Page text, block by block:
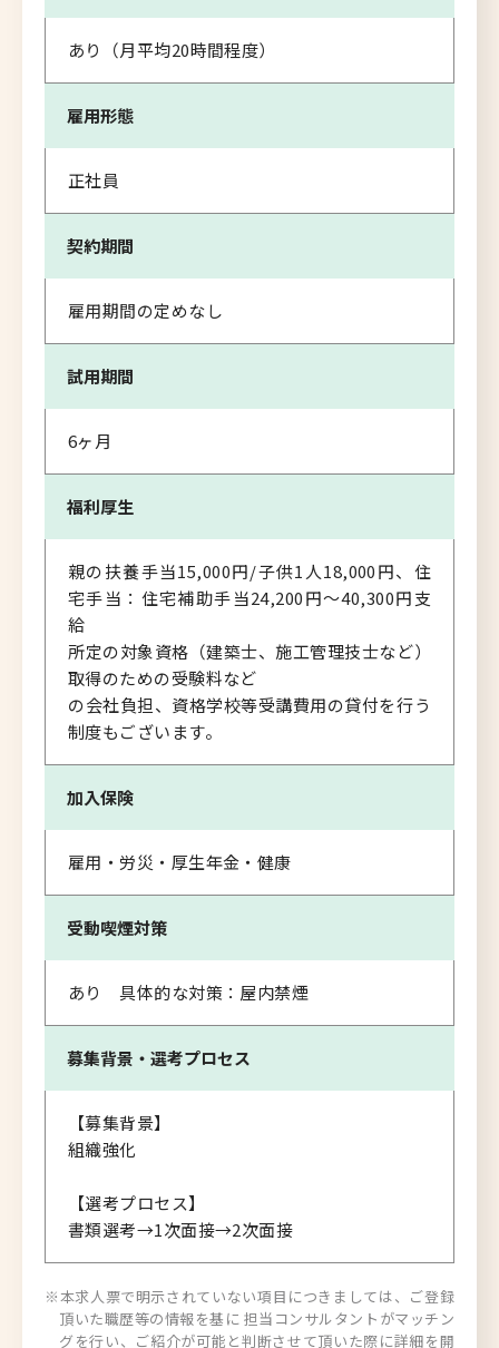
あり（月平均20時間程度）
雇用形態
正社員
契約期間
雇用期間の定めなし
試用期間
6ヶ月
福利厚生
親の扶養手当15,000円/子供1人18,000円、住
宅手当：住宅補助手当24,200円～40,300円支
給
所定の対象資格（建築士、施工管理技士など）
取得のための受験料など
の会社負担、資格学校等受講費用の貸付を行う
制度もございます。
加入保険
雇用・労災・厚生年金・健康
受動喫煙対策
あり 具体的な対策：屋内禁煙
募集背景・ 選考プロセス
【募集背景】
組織強化
【選考プロセス】
書類選考→1次面接→2次面接
※本求人票で明示されていない項目につきましては、ご登録
頂いた職歴等の情報を基に 担当コンサルタントがマッチン
グを行い、ご紹介が可能と判断させて頂いた際に詳細を開